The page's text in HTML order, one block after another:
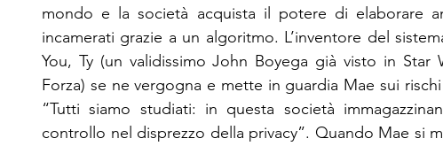
mondo e la società acquista il potere di elaborare
incamerati grazie a un algoritmo. L’inventore del
You, Ty (un validissimo John Boyega già visto in Star
Forza) se ne vergogna e mette in guardia Mae sui
“Tutti siamo studiati: in questa società
controllo nel disprezzo della privacy”. Quando Mae si